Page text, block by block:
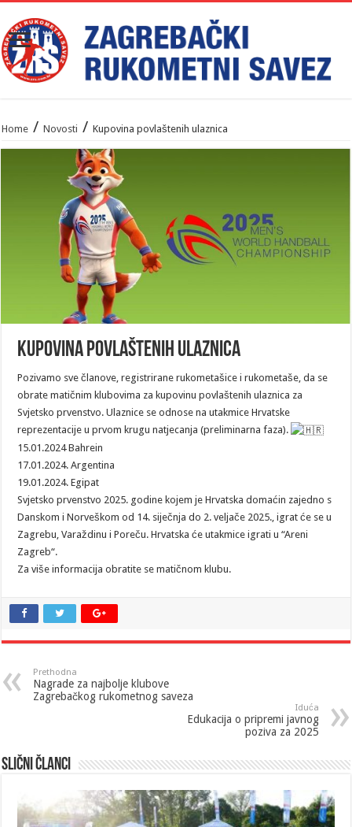
Home / Novosti / Kupovina povlaštenih ulaznica
Kupovina povlaštenih ulaznica
Pozivamo sve članove, registrirane rukometašice i rukometaše, da se
obrate matičnim klubovima za kupovinu povlaštenih ulaznica za
Svjetsko prvenstvo. Ulaznice se odnose na utakmice Hrvatske
reprezentacije u prvom krugu natjecanja (preliminarna faza).
15.01.2024 Bahrein
17.01.2024. Argentina
19.01.2024. Egipat
Svjetsko prvenstvo 2025. godine kojem je Hrvatska domaćin zajedno s
Danskom i Norveškom od 14. siječnja do 2. veljače 2025., igrat će se u
Zagrebu, Varaždinu i Poreču. Hrvatska će utakmice igrati u “Areni
Zagreb“.
Za više informacija obratite se matičnom klubu.
Prethodna
Nagrade za najbolje klubove
Zagrebačkog rukometnog saveza
Iduća
Edukacija o pripremi javnog
poziva za 2025
Slični članci